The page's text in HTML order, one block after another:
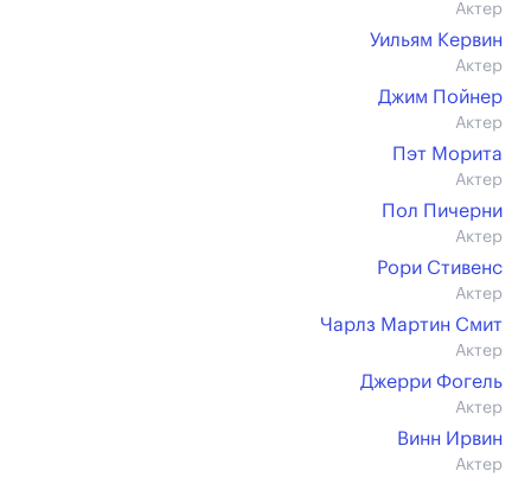
Актер
Уильям Кервин
Актер
Джим Пойнер
Актер
Пэт Морита
Актер
Пол Пичерни
Актер
Рори Стивенс
Актер
Чарлз Мартин Смит
Актер
Джерри Фогель
Актер
Винн Ирвин
Актер